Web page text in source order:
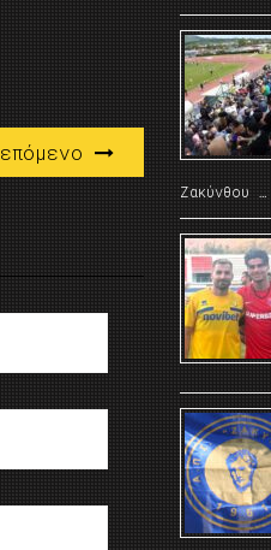
επόμενο
Ζακύνθου …